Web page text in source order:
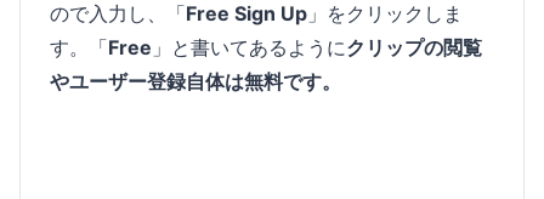
ので入力し、「Free Sign Up 」をクリックしま
す。「Free 」と書いてあるようにクリップの閲覧
やユーザー登録自体は無料です。